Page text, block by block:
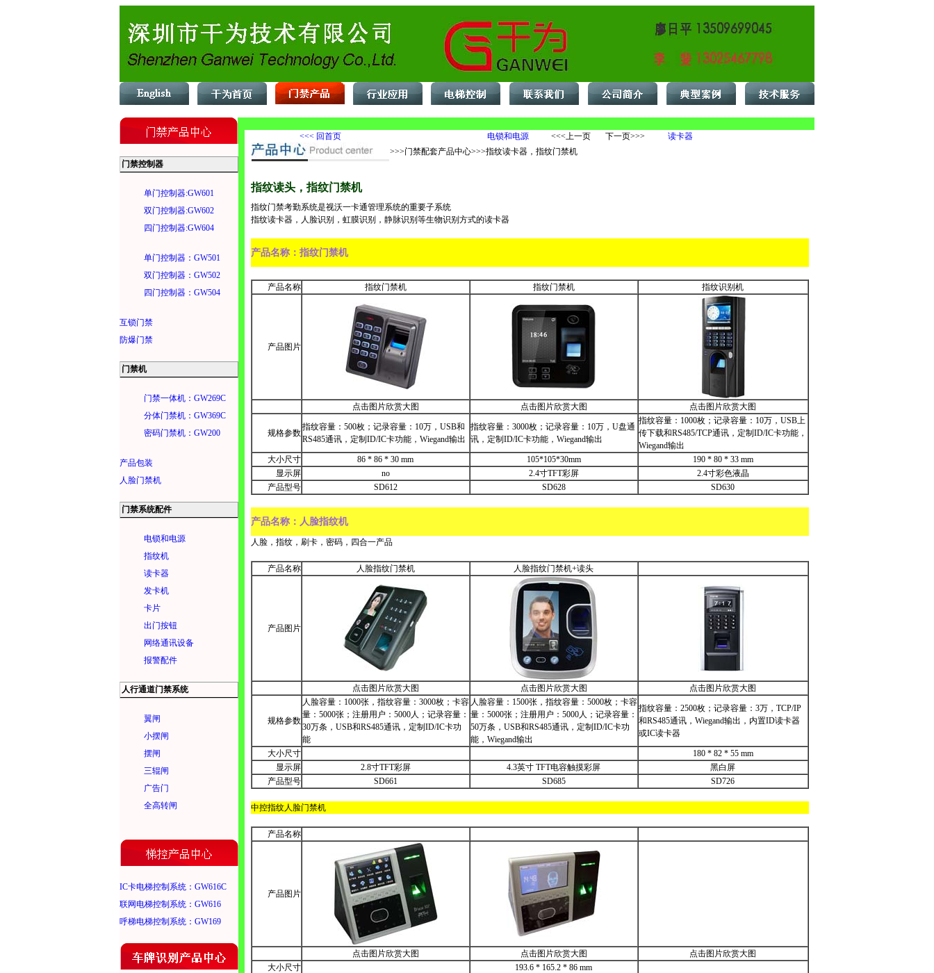
门禁控制器
单门控制器:GW601
双门控制器:GW602
四门控制器:GW604
单门控制器：GW501
双门控制器：GW502
四门控制器：GW504
互锁门禁
防爆门禁
门禁机
门禁一体机：GW269C
分体门禁机：GW369C
密码门禁机：GW200
产品包装
人脸门禁机
门禁系统配件
电锁和电源
指纹机
读卡器
发卡机
卡片
出门按钮
网络通讯设备
报警配件
人行通道门禁系统
翼闸
小摆闸
摆闸
三辊闸
广告门
全高转闸
IC卡电梯控制系统：GW616C
联网电梯控制系统：GW616
呼梯电梯控制系统：GW169
<<< 回首页 电锁和电源 <<<上一页 下一页>>>
读卡器
>>>门禁配套产品中心>>>指纹读卡器，指纹门禁机
指纹读头，指纹门禁机
指纹门禁考勤系统是视沃一卡通管理系统的重要子系统
指纹读卡器，人脸识别，虹膜识别，静脉识别等生物识别方式的读卡器
产品名称：指纹门禁机
产品名称 指纹门禁机 指纹门禁机 指纹识别机
产品图片
点击图片欣赏大图 点击图片欣赏大图 点击图片欣赏大图
规格参数
指纹容量：500枚；记录容量：10万，USB和
RS485通讯，定制ID/IC卡功能，Wiegand输出
指纹容量：3000枚；记录容量：10万，U盘通
讯，定制ID/IC卡功能，Wiegand输出
指纹容量：1000枚；记录容量：10万，USB上
传下载和RS485/TCP通讯，定制ID/IC卡功能，
Wiegand输出
大小尺寸
86 * 86 * 30 mm 105*105*30mm
190 * 80 * 33 mm
显示屏
no 2.4寸TFT彩屏
2.4寸彩色液晶
产品型号
SD612 SD628 SD630
产品名称：人脸指纹机
人脸，指纹，刷卡，密码，四合一产品
产品名称 人脸指纹门禁机 人脸指纹门禁机+读头
产品图片
点击图片欣赏大图 点击图片欣赏大图 点击图片欣赏大图
规格参数
人脸容量：1000张，指纹容量：3000枚；卡容
量：5000张；注册用户：5000人；记录容量：
30万条，USB和RS485通讯，定制ID/IC卡功
能
人脸容量：1500张，指纹容量：5000枚；卡容
量：5000张；注册用户：5000人；记录容量：
50万条，USB和RS485通讯，定制ID/IC卡功
能，Wiegand输出
指纹容量：2500枚；记录容量：3万，TCP/IP
和RS485通讯，Wiegand输出，内置ID读卡器
或IC读卡器
大小尺寸
180 * 82 * 55 mm
显示屏
2.8寸TFT彩屏 4.3英寸 TFT电容触摸彩屏
黑白屏
产品型号
SD661 SD685 SD726
中控指纹人脸门禁机
产品名称
产品图片
点击图片欣赏大图 点击图片欣赏大图
点击图片欣赏大图
大小尺寸
193.6 * 165.2 * 86 mm